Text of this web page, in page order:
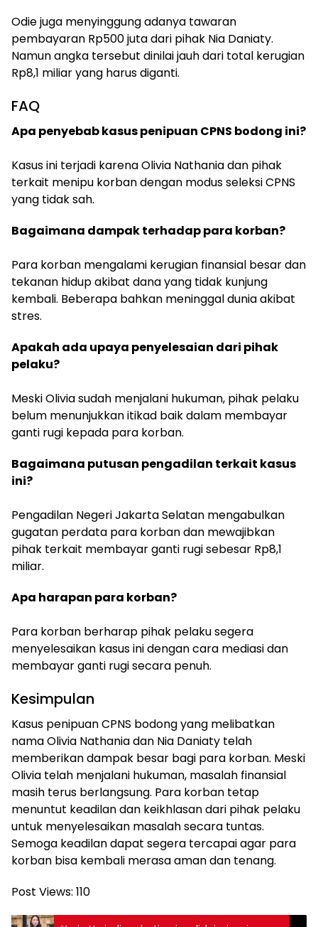
Odie juga menyinggung adanya tawaran
pembayaran Rp500 juta dari pihak Nia Daniaty.
Namun angka tersebut dinilai jauh dari total kerugian
Rp8,1 miliar yang harus diganti.
FAQ
Apa penyebab kasus penipuan CPNS bodong ini?
Kasus ini terjadi karena Olivia Nathania dan pihak
terkait menipu korban dengan modus seleksi CPNS
yang tidak sah.
Bagaimana dampak terhadap para korban?
Para korban mengalami kerugian finansial besar dan
tekanan hidup akibat dana yang tidak kunjung
kembali. Beberapa bahkan meninggal dunia akibat
stres.
Apakah ada upaya penyelesaian dari pihak
pelaku?
Meski Olivia sudah menjalani hukuman, pihak pelaku
belum menunjukkan itikad baik dalam membayar
ganti rugi kepada para korban.
Bagaimana putusan pengadilan terkait kasus
ini?
Pengadilan Negeri Jakarta Selatan mengabulkan
gugatan perdata para korban dan mewajibkan
pihak terkait membayar ganti rugi sebesar Rp8,1
miliar.
Apa harapan para korban?
Para korban berharap pihak pelaku segera
menyelesaikan kasus ini dengan cara mediasi dan
membayar ganti rugi secara penuh.
Kesimpulan
Kasus penipuan CPNS bodong yang melibatkan
nama Olivia Nathania dan Nia Daniaty telah
memberikan dampak besar bagi para korban. Meski
Olivia telah menjalani hukuman, masalah finansial
masih terus berlangsung. Para korban tetap
menuntut keadilan dan keikhlasan dari pihak pelaku
untuk menyelesaikan masalah secara tuntas.
Semoga keadilan dapat segera tercapai agar para
korban bisa kembali merasa aman dan tenang.
Post Views: 110